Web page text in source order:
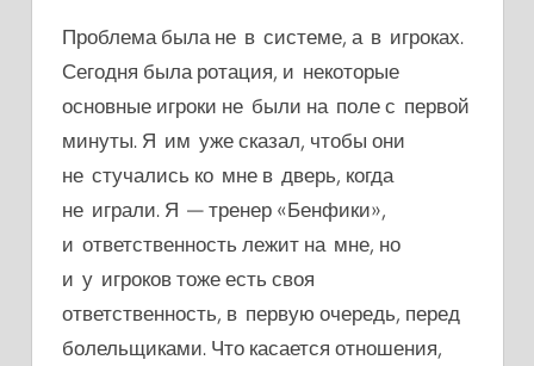
Проблема была не в системе, а в игроках.
Сегодня была ротация, и некоторые
основные игроки не были на поле с первой
минуты. Я им уже сказал, чтобы они
не стучались ко мне в дверь, когда
не играли. Я — тренер «Бенфики»,
и ответственность лежит на мне, но
и у игроков тоже есть своя
ответственность, в первую очередь, перед
болельщиками. Что касается отношения,